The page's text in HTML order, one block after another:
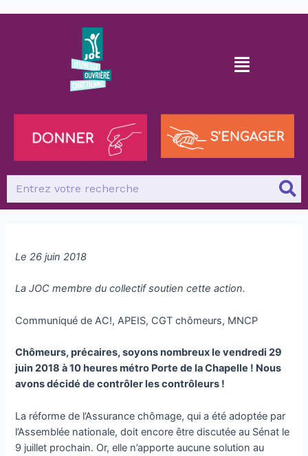
Le 26 juin 2018
La JOC membre du collectif soutien cette action.
Communiqué de AC!, APEIS, CGT chômeurs, MNCP
Chômeurs, précaires, soyons nombreux le vendredi 29
juin 2018 à 10 heures métro Porte de la Chapelle ! Nous
avons décidé de contrôler les contrôleurs !
La réforme de l’Assurance chômage, qui a été adoptée par
l’Assemblée nationale, doit encore être discutée au Sénat le
9 juillet prochain. Or, elle n’apporte aucune solution au